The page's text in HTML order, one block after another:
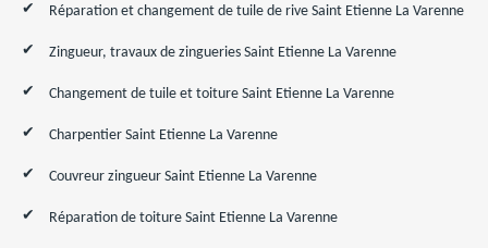
Réparation et changement de tuile de rive Saint Etienne La Varenne
Zingueur, travaux de zingueries Saint Etienne La Varenne
Changement de tuile et toiture Saint Etienne La Varenne
Charpentier Saint Etienne La Varenne
Couvreur zingueur Saint Etienne La Varenne
Réparation de toiture Saint Etienne La Varenne